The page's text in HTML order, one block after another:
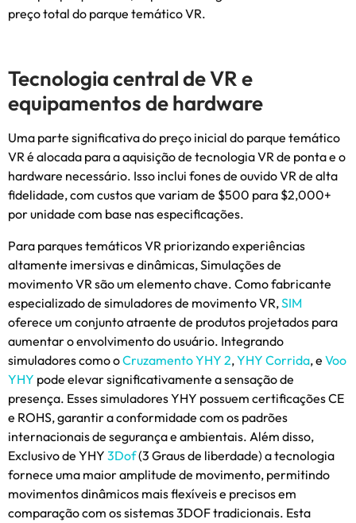
preço total do parque temático VR.
Tecnologia central de VR e
equipamentos de hardware
Uma parte significativa do preço inicial do parque temático
VR é alocada para a aquisição de tecnologia VR de ponta e o
hardware necessário. Isso inclui fones de ouvido VR de alta
fidelidade, com custos que variam de $500 para $2,000+
por unidade com base nas especificações.
Para parques temáticos VR priorizando experiências
altamente imersivas e dinâmicas, Simulações de
movimento VR são um elemento chave. Como fabricante
especializado de simuladores de movimento VR,SIM
oferece um conjunto atraente de produtos projetados para
aumentar o envolvimento do usuário. Integrando
simuladores como oCruzamento YHY 2,YHY Corrida, e Voo
YHY pode elevar significativamente a sensação de
presença. Esses simuladores YHY possuem certificações CE
e ROHS, garantir a conformidade com os padrões
internacionais de segurança e ambientais. Além disso,
Exclusivo de YHY 3Dof(3 Graus de liberdade) a tecnologia
fornece uma maior amplitude de movimento, permitindo
movimentos dinâmicos mais flexíveis e precisos em
comparação com os sistemas 3DOF tradicionais. Esta